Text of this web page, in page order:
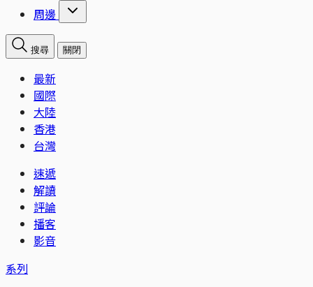
周邊
搜尋 關閉
最新
國際
大陸
香港
台灣
速遞
解讀
評論
播客
影音
系列